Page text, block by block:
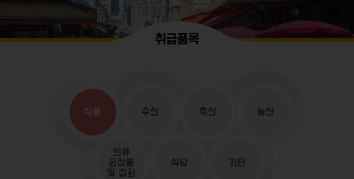
취급품목
식품 수산 축산 농산
의류
화장품
및 잡화
식당 기타